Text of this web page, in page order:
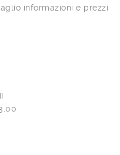
informazioni e prezzi